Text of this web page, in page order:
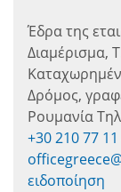
Έδρα της
Διαμέρισμα,
Δρόμος,
Ρουμανία
+30 210 77
ειδοποίηση